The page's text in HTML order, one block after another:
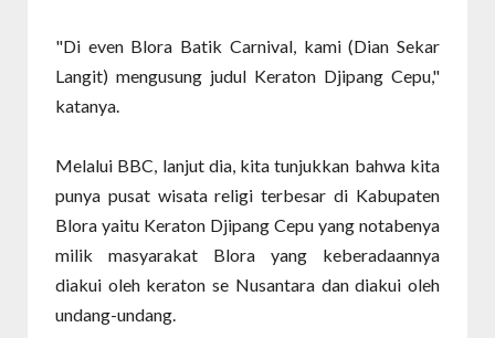
"Di even Blora Batik Carnival, kami (Dian Sekar
Langit) mengusung judul Keraton Djipang Cepu,"
katanya.
Melalui BBC, lanjut dia, kita tunjukkan bahwa kita
punya pusat wisata religi terbesar di Kabupaten
Blora yaitu Keraton Djipang Cepu yang notabenya
milik masyarakat Blora yang keberadaannya
diakui oleh keraton se Nusantara dan diakui oleh
undang-undang.